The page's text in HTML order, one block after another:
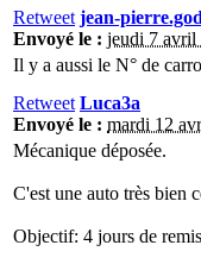
Retweet jean-
Envoyé le : jeudi 7
Il y a aussi le N° de
Retweet Luca3a
Envoyé le : mardi 12
Mécanique déposée.
C'est une auto très bien
Objectif: 4 jours de